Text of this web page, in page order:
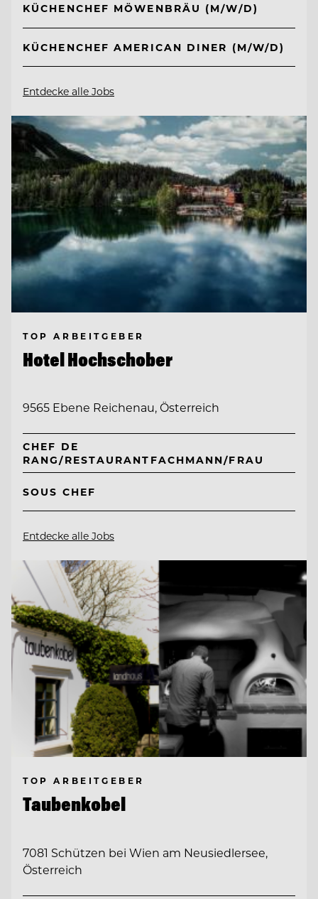
KÜCHENCHEF MÖWENBRÄU (M/W/D)
KÜCHENCHEF AMERICAN DINER (M/W/D)
Entdecke alle Jobs
TOP ARBEITGEBER
Hotel Hochschober
9565 Ebene Reichenau, Österreich
CHEF DE
RANG/RESTAURANTFACHMANN/FRAU
SOUS CHEF
Entdecke alle Jobs
TOP ARBEITGEBER
Taubenkobel
7081 Schützen bei Wien am Neusiedlersee,
Österreich